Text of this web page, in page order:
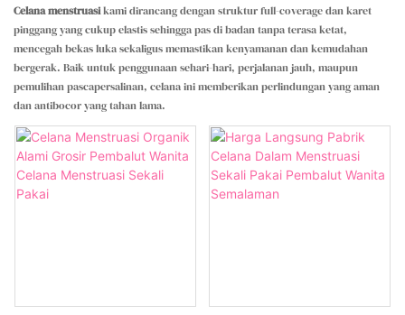
Celana menstruasikami dirancang dengan struktur full-coverage dan karet
pinggang yang cukup elastis sehingga pas di badan tanpa terasa ketat,
mencegah bekas luka sekaligus memastikan kenyamanan dan kemudahan
bergerak. Baik untuk penggunaan sehari-hari, perjalanan jauh, maupun
pemulihan pascapersalinan, celana ini memberikan perlindungan yang aman
dan antibocor yang tahan lama.